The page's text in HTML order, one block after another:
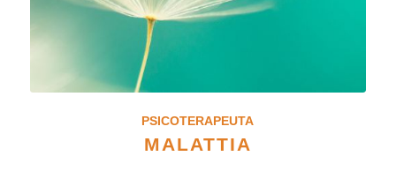
PSICOTERAPEUTA
MALATTIA